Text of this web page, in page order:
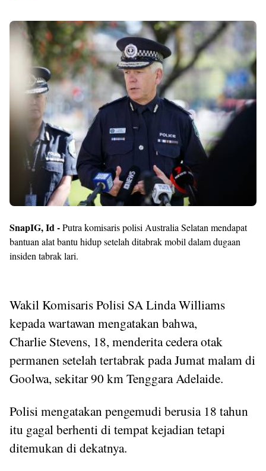
SnapIG, Id -Putra komisaris polisi Australia Selatan mendapat
bantuan alat bantu hidup setelah ditabrak mobil dalam dugaan
insiden tabrak lari.
Wakil Komisaris Polisi SA Linda Williams
kepada wartawan mengatakan bahwa,
Charlie Stevens, 18, menderita cedera otak
permanen setelah tertabrak pada Jumat malam di
Goolwa, sekitar 90 km Tenggara Adelaide.
Polisi mengatakan pengemudi berusia 18 tahun
itu gagal berhenti di tempat kejadian tetapi
ditemukan di dekatnya.